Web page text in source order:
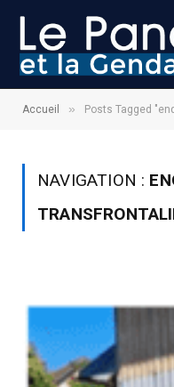
Accueil » Posts Tagged
NAVIGATION :